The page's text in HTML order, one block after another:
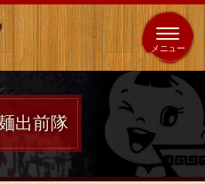
店 64 店
ホーム
出前隊